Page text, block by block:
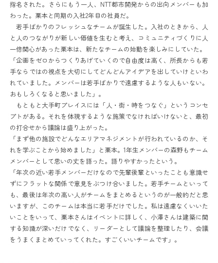
指名された。さらにもう一人、NTT都市開発からの出向メンバーも加
わった。栗本と同期の入社2年目の社員だ。
若手ばかりのフレッシュなチームが誕生した。入社のときから、人
と人のつながりが新しい価値を生むと考え、コミュニティづくりに人
一倍関心があった栗本は、新たなチームの始動を楽しみにしていた。
「企画をゼロからつくりあげていくので自由度は高く、所長からも若
手ならではの視点を大切にしてどんどんアイデアを出していけといわ
れていました。メンバーは若手ばかりで遠慮するような人もいない。
おもしろくなると思いました」。
もともと大手町プレイスには「人・街・時をつなぐ」というコンセ
プトがある。それを体現するような施策でなければいけないと、最初
の打合せから議論は盛り上がった。
「まず他の施設でどんなエリアマネジメントが行われているのか、そ
れを学ぶことから始めました」と栗本。1年生メンバーの森野もチーム
メンバーとして思いの丈を語った。語りやすかったという。
「年次の近い若手メンバーだけなので先輩後輩といったことも意識せ
ずにフラットな関係で意見をぶつけ合いました。若手チームといって
も、最後は年次の高い人がチームをまとめるというのが一般的だと思
いますが、このチームは本当に若手だけでした。私は遠慮なくいいた
いことをいって、栗本さんはイベントに詳しく、小澤さんは建築に関
する知識が深いだけでなく、リーダーとして議論を整理したり、会議
をうまくまとめていってくれた。すごくいいチームです」。